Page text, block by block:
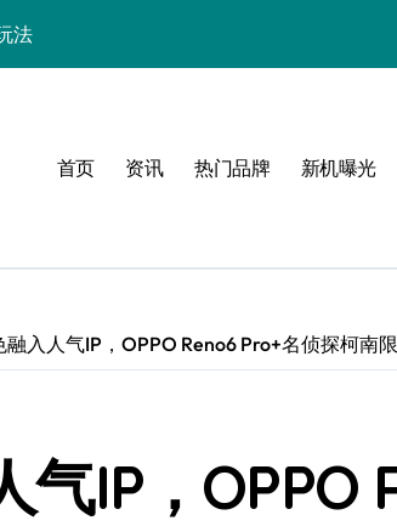
法
装扮秘籍
酷上线！
制解锁无限可能
叠美学新巅峰
潮到骨子里
首页 资讯 热门品牌 新机曝光
融入人气IP，OPPO Reno6 Pro+名侦探柯南
气IP，OPPO